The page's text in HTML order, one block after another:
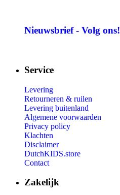
Nieuwsbrief - Volg ons!
Service
Levering
Retourneren & ruilen
Levering buitenland
Algemene voorwaarden
Privacy policy
Klachten
Disclaimer
DutchKIDS.store
Contact
Zakelijk